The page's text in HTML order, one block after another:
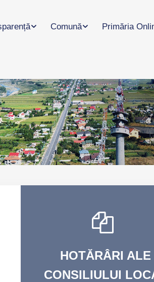
Comună Primăria
HOTĂRÂRI ALE
CONSILIULUI